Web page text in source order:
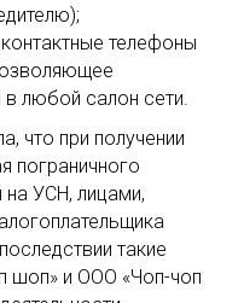
телефоны
в любой салон сети.
что при получении
пограничного
на УСН, лицами,
такие
шоп» и ООО «Чоп-чоп